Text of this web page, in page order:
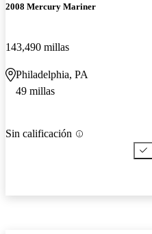
2008 Mercury Mariner
143,490 millas
Philadelphia, PA
49 millas
Sin calificación